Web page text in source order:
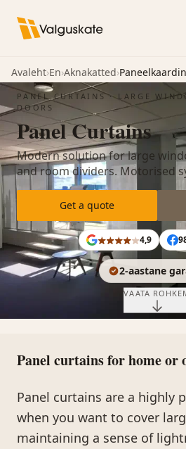
Avaleht›En›Aknakatted›
PANEL CURTAINS · LARGE
DOORS
Panel Curtains
Modern solution for large
and room dividers. Motorised
Get a quote
4,9
2-aastane
VAATA
Panel curtains for home or
Panel curtains are a highly
when you want to cover
maintaining a sense of